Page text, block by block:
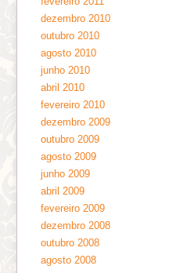
dezembro 2010
outubro 2010
agosto 2010
junho 2010
abril 2010
fevereiro 2010
dezembro 2009
outubro 2009
agosto 2009
junho 2009
abril 2009
fevereiro 2009
dezembro 2008
outubro 2008
agosto 2008